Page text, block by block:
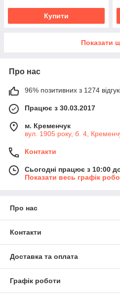
Купити
Показати
Про нас
96% позитивних з 1274
Працює з 30.03.2017
м. Кременчук
вул. 1905 року, б. 4,
Контакти
Сьогодні працює з 10:00
Показати весь графік
Про нас
Контакти
Доставка та оплата
Графік роботи